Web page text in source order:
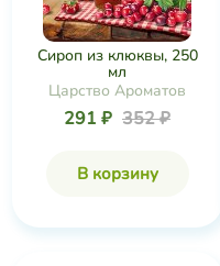
Сироп из клюквы, 250
мл
Царство Ароматов
291 ₽ 352 ₽
В корзину